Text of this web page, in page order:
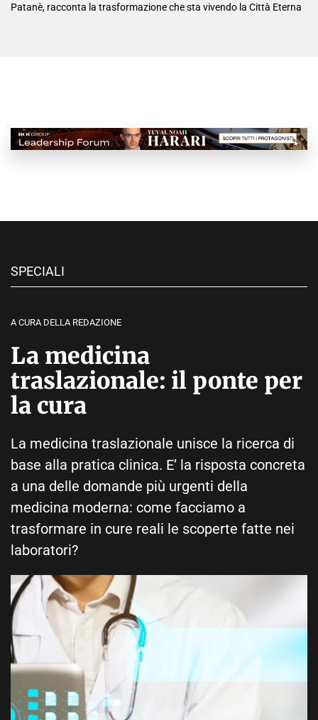
Patanè, racconta la trasformazione che sta vivendo la Città Eterna
SPECIALI
A CURA DELLA REDAZIONE
La medicina
traslazionale: il ponte per
la cura
La medicina traslazionale unisce la ricerca di
base alla pratica clinica. E’ la risposta concreta
a una delle domande più urgenti della
medicina moderna: come facciamo a
trasformare in cure reali le scoperte fatte nei
laboratori?